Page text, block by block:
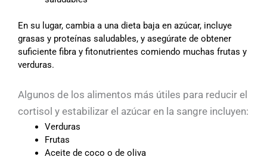
En su lugar, cambia a una dieta baja en azúcar, incluye
grasas y proteínas saludables, y asegúrate de obtener
suficiente fibra y fitonutrientes comiendo muchas frutas y
verduras.
Algunos de los alimentos más útiles para reducir el
cortisol y estabilizar el azúcar en la sangre incluyen:
Verduras
Frutas
Aceite de coco o de oliva